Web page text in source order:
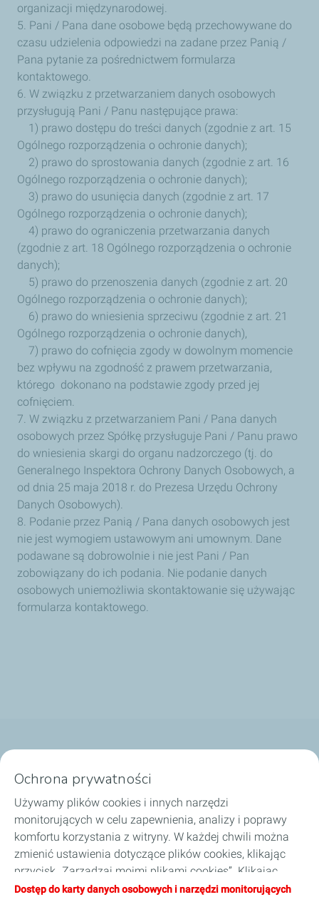
organizacji międzynarodowej.
5. Pani / Pana dane osobowe będą przechowywane do
czasu udzielenia odpowiedzi na zadane przez Panią /
Pana pytanie za pośrednictwem formularza
kontaktowego.
6. W związku z przetwarzaniem danych osobowych
przysługują Pani / Panu następujące prawa:
1) prawo dostępu do treści danych (zgodnie z art. 15
Ogólnego rozporządzenia o ochronie danych);
2) prawo do sprostowania danych (zgodnie z art. 16
Ogólnego rozporządzenia o ochronie danych);
3) prawo do usunięcia danych (zgodnie z art. 17
Ogólnego rozporządzenia o ochronie danych);
4) prawo do ograniczenia przetwarzania danych
(zgodnie z art. 18 Ogólnego rozporządzenia o ochronie
danych);
5) prawo do przenoszenia danych (zgodnie z art. 20
Ogólnego rozporządzenia o ochronie danych);
6) prawo do wniesienia sprzeciwu (zgodnie z art. 21
Ogólnego rozporządzenia o ochronie danych),
7) prawo do cofnięcia zgody w dowolnym momencie
bez wpływu na zgodność z prawem przetwarzania,
którego dokonano na podstawie zgody przed jej
cofnięciem.
7. W związku z przetwarzaniem Pani / Pana danych
osobowych przez Spółkę przysługuje Pani / Panu prawo
do wniesienia skargi do organu nadzorczego (tj. do
Generalnego Inspektora Ochrony Danych Osobowych, a
od dnia 25 maja 2018 r. do Prezesa Urzędu Ochrony
Danych Osobowych).
8. Podanie przez Panią / Pana danych osobowych jest
nie jest wymogiem ustawowym ani umownym. Dane
podawane są dobrowolnie i nie jest Pani / Pan
zobowiązany do ich podania. Nie podanie danych
osobowych uniemożliwia skontaktowanie się używając
formularza kontaktowego.
Dobierz olej
Porady i wskazówki
O TotalEnergies
Zostań naszym partnerem
Ochrona prywatności
Używamy plików cookies i innych narzędzi
monitorujących w celu zapewnienia, analizy i poprawy
komfortu korzystania z witryny. W każdej chwili można
zmienić ustawienia dotyczące plików cookies, klikając
przycisk „Zarządzaj moimi plikami cookies”. Klikając
przycisk „Akceptuję”, wyrażają Państwo zgodę na
Dostęp do karty danych osobowych i narzędzi monitorujących